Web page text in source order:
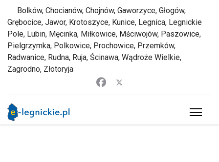
Bolków, Chocianów, Chojnów, Gaworzyce, Głogów,
Grębocice, Jawor, Krotoszyce, Kunice, Legnica, Legnickie
Pole, Lubin, Męcinka, Miłkowice, Mściwojów, Paszowice,
Pielgrzymka, Polkowice, Prochowice, Przemków,
Radwanice, Rudna, Ruja, Ścinawa, Wądroże Wielkie,
Zagrodno, Złotoryja